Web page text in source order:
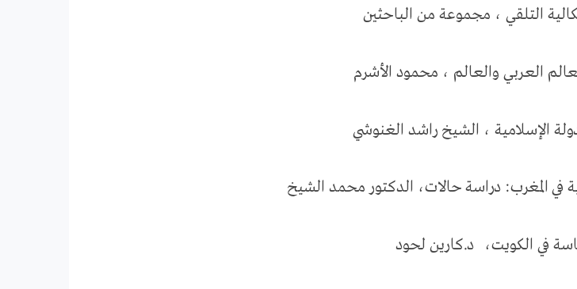
التلقي ، مجموعة من الباحثين
العربي والعالم ، محمود الأشرم
الإسلامية ، الشيخ راشد الغنوشي
في المغرب: دراسة حالات، الدكتور محمد الشيخ
في الكويت، د.كارين لحود